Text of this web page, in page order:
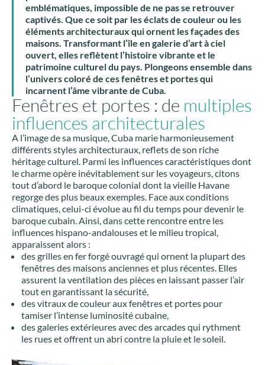
emblématiques, impossible de ne pas se retrouver
captivés. Que ce soit par les éclats de couleur ou les
éléments architecturaux qui ornent les façades des
maisons. Transformant l’île en galerie d’art à ciel
ouvert, elles reflètent l’histoire vibrante et le
patrimoine culturel du pays. Plongeons ensemble dans
l’univers coloré de ces fenêtres et portes qui
incarnent l’âme vibrante de Cuba.
Fenêtres et portes : de multiples
influences architecturales
A l’image de sa musique, Cuba marie harmonieusement
différents styles architecturaux, reflets de son riche
héritage culturel. Parmi les influences caractéristiques dont
le charme opère inévitablement sur les voyageurs, citons
tout d’abord le baroque colonial dont la vieille Havane
regorge des plus beaux exemples. Face aux conditions
climatiques, celui-ci évolue au fil du temps pour devenir le
baroque cubain. Ainsi, dans cette rencontre entre les
influences hispano-andalouses et le milieu tropical,
apparaissent alors :
des grilles en fer forgé ouvragé qui ornent la plupart des
fenêtres des maisons anciennes et plus récentes. Elles
assurent la ventilation des pièces en laissant passer l’air
tout en garantissant la sécurité,
des vitraux de couleur aux fenêtres et portes pour
tamiser l’intense luminosité cubaine,
des galeries extérieures avec des arcades qui rythment
les rues et offrent un abri contre la pluie et le soleil.